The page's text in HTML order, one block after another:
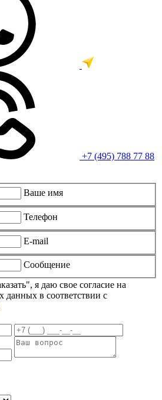
+7 (495) 788 77 88
Ваше имя
Телефон
E-mail
Сообщение
я даю свое согласие на
данных в соответствии с